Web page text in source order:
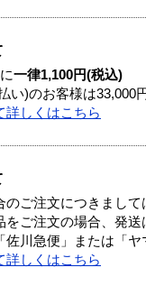
一律1,100円(税込)
い)のお客様は33,000
詳しくはこちら
のご注文につきまし
をご注文の場合、発
川急便」または「
詳しくはこちら